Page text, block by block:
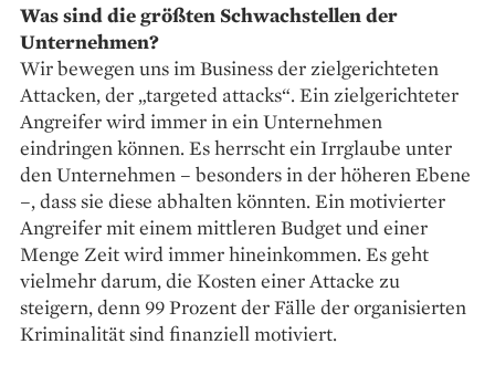
Was sind die größten Schwachstellen der
Unternehmen?
Wir bewegen uns im Business der zielgerichteten
Attacken, der „targeted attacks“. Ein zielgerichteter
Angreifer wird immer in ein Unternehmen
eindringen können. Es herrscht ein Irrglaube unter
den Unternehmen – besonders in der höheren Ebene
–, dass sie diese abhalten könnten. Ein motivierter
Angreifer mit einem mittleren Budget und einer
Menge Zeit wird immer hineinkommen. Es geht
vielmehr darum, die Kosten einer Attacke zu
steigern, denn 99 Prozent der Fälle der organisierten
Kriminal­ität sind finanziell motiviert.